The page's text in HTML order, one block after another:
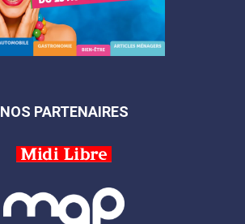
NOS PARTENAIRES